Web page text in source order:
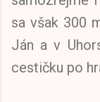
sa však 300
Ján a v
cestičku po